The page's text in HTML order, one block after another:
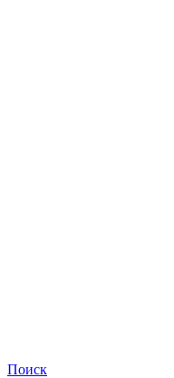
Поиск